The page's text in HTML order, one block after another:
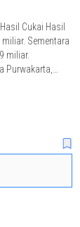
Cukai Hasil
Sementara
miliar.
Purwakarta,